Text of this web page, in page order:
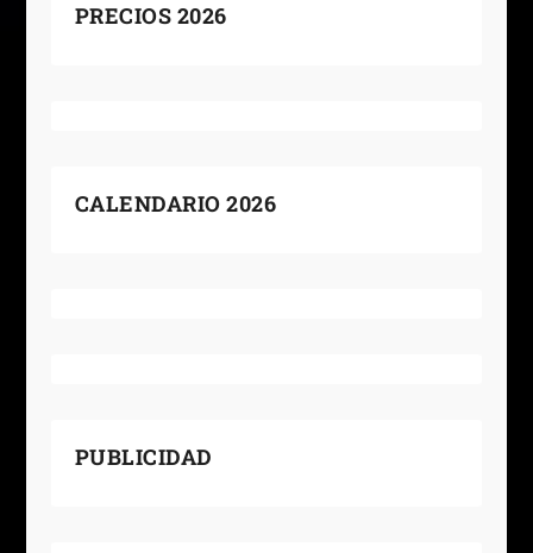
PRECIOS 2026
CALENDARIO 2026
PUBLICIDAD